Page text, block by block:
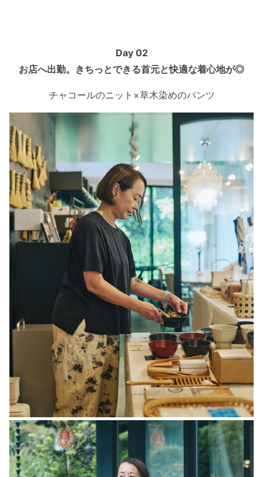
Day 02
お店へ出勤。きちっとできる首元と快適な着心地が◎
チャコールのニット×草木染めのパンツ